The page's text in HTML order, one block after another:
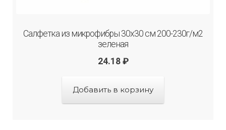
Салфетка из микрофибры 30х30 см 200-230г/м2
зеленая
24.18 ₽
Добавить в корзину